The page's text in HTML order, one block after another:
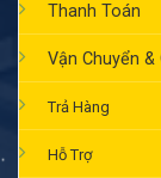
Thanh Toán
Vận Chuyển &
Trả Hàng
Hỗ Trợ